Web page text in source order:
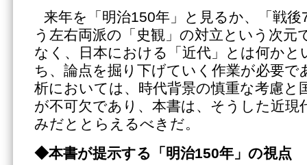
来年を「明治150年」と見るか、「戦
う左右両派の「史観」の対立という次元
なく、日本における「近代」とは何かと
ち、論点を掘り下げていく作業が必要で
析においては、時代背景の慎重な考慮と
が不可欠であり、本書は、そうした近現
みだととらえるべきだ。
◆本書が提示する「明治150年」の視点